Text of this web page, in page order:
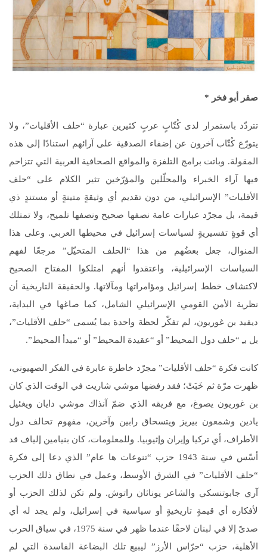
صقر أبو فخر *
تتردّد باستمرار لدى كُتّابٍ عربٍ كثيرين عبارة “حلف الأقليات”، ولا
يتورّع كُتّاب آخرون عن إضفاء الصدقية على آرائهم استنادًا إلى هذه
المقولة. وباتت برامج التلفزة والمواقع الصحافية العربية التي تتزاحم
فيها آراء الخبراء والمحلّلين والمؤرّخين تثير الكلام على “حلف
الأقليات” الإسرائيلي، من دون تقديم أي وثيقةٍ متينةٍ أو مستندٍ ذي
قيمة، بل مجرّد عبارات عامة نصفها صحيح ونصفها تلميح، ولا تمتلك
أي قوةٍ تفسيريةٍ لسياسات إسرائيل في محيطها العربي. وعلى هذا
المنوال، جعل بعضُهم من هذا “الحلف المتخيّل” مرجعًا لفهم
السياسات الإسرائيلية، واعتقدوا أنهم امتلكوا المفتاح الصحيح
لاكتشاف خطط إسرائيل ومؤامراتها ومآلاتها. والحقيقة التاريخية أن
نظرية الأمن القومي الإسرائيلي الشامل، كما صاغها في البداية،
ديفيد بن غوريون، لم تفكّر لحظة واحدة بما يُسمى “حلف الأقليات”،
بل بـِ “حلف دول المحيط” أو “عقيدة المحيط” أو “مبدأ المحيط”.
كانت فكرة “حلف الأقليات” مجرّد خاطرة عابرة في الفكر الصهيوني،
ظهرت مرّة ثم خَبَتْ؛ فقد رفضها موشي شاريت في الوقت الذي كان
بن غوريون يصوغ، مع فريقه الذي ضمّ آنذاك موشي دايان ويغئيل
يادين وشمعون بيريز ويتسحاق رابين وآخرين، مفهوم تحالف دول
الأطراف، أي تركيا وإيران وإثيوبيا. وللمعلومات، كان بنيامين إلياف قد
أسّس في سنة 1943 حزب “تنوعات ها عام” الذي دعا إلى فكرة
“حلف الأقليات” في الشرق الأوسط، وعمل في نطاق ذلك الحزب
آري جابوتنسكي والشاعر يوناثان راتوش. ولم تكن لذلك الحزب أو
لأفكاره أي قيمةٍ تاريخيةٍ أو سياسية في إسرائيل، ولم يجد له أي
صدىً إلا في لبنان لاحقًا عندما ظهر في سنة 1975، في سياق الحرب
الأهلية، حزب “حرّاس الأرز” ليبيع تلك البضاعة الفاسدة التي لم